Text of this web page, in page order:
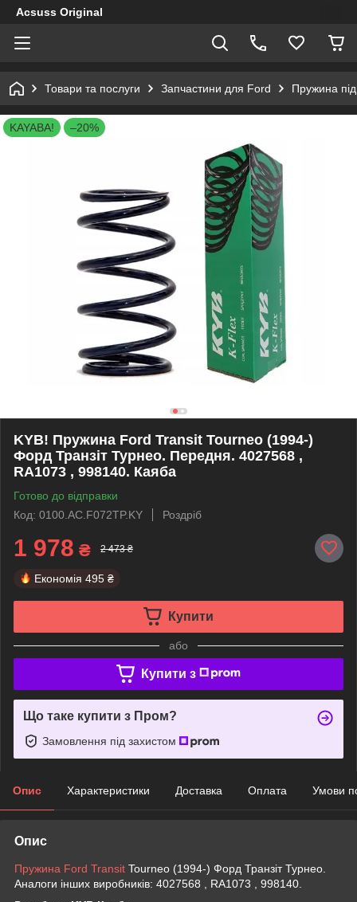
Acsuss Original
Товари та послуги Запчастини для Ford Пружина
KAYABA! –20%
KYB! Пружина Ford Transit Tourneo (1994-)
Форд Транзіт Турнео. Передня. 4027568 ,
RA1073 , 998140. Каяба
Готово до відправки
Код: 0100.AC.F072TP.KY
Роздріб
1 978 ₴ 2 473 ₴
Економія 495 ₴
Купити
або
Купити з
Що таке купити з Пром?
Замовлення під захистом
Опис Характеристики Доставка Оплата Умови
Опис
Пружина Ford Transit Tourneo (1994-) Форд Транзіт Турнео.
Аналоги інших виробників: 4027568 , RA1073 , 998140.